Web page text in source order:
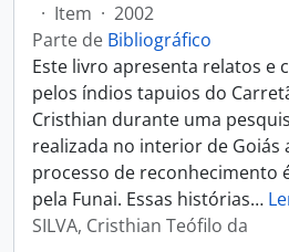
· Item · 2002
Parte de Bibliográfico
Este livro apresenta relatos e
pelos índios tapuios do
Cristhian durante uma
realizada no interior de Goiás
processo de reconhecimento
pela Funai. Essas histórias…
SILVA, Cristhian Teófilo da